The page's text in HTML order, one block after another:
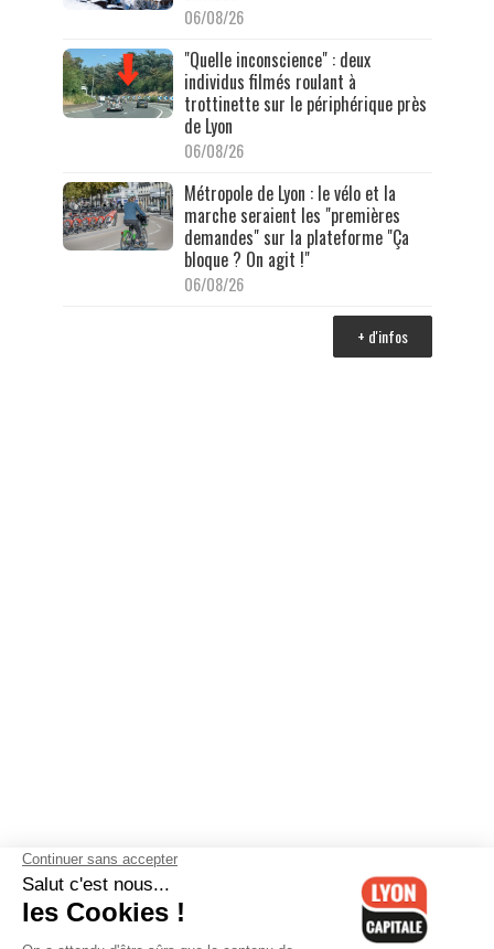
06/08/26
"Quelle inconscience" : deux
individus filmés roulant à
trottinette sur le périphérique près
de Lyon
06/08/26
Métropole de Lyon : le vélo et la
marche seraient les "premières
demandes" sur la plateforme "Ça
bloque ? On agit !"
06/08/26
+ d'infos